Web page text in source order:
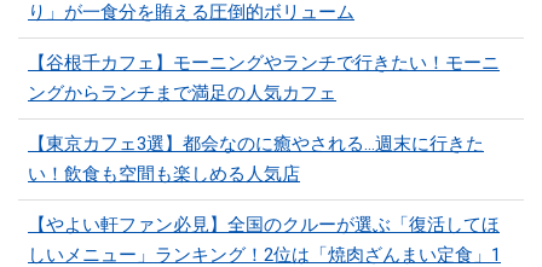
り」が一食分を賄える圧倒的ボリューム
【谷根千カフェ】モーニングやランチで行きたい！モーニ
ングからランチまで満足の人気カフェ
【東京カフェ3選】都会なのに癒やされる…週末に行きた
い！飲食も空間も楽しめる人気店
【やよい軒ファン必見】全国のクルーが選ぶ「復活してほ
しいメニュー」ランキング！2位は「焼肉ざんまい定食」1